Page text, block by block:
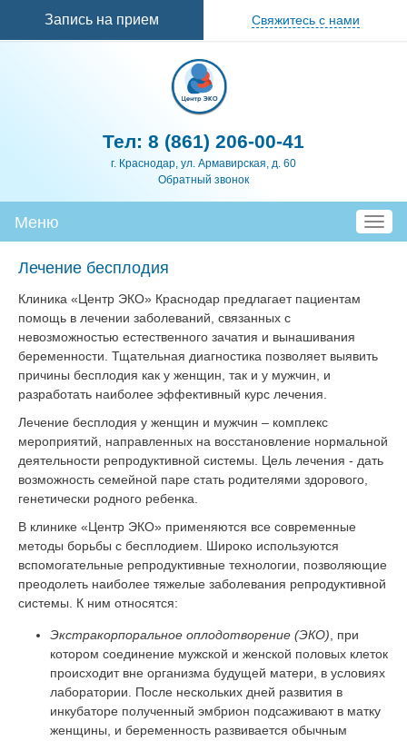
Запись на прием Свяжитесь с нами
Тел: 8 (861) 206-00-41
г. Краснодар, ул. Армавирская, д. 60
Обратный звонок
T
o
a
Меню
Лечение бесплодия
Клиника «Центр ЭКО» Краснодар предлагает пациентам
помощь в лечении заболеваний, связанных с
невозможностью естественного зачатия и вынашивания
беременности. Тщательная диагностика позволяет выявить
причины бесплодия как у женщин, так и у мужчин, и
разработать наиболее эффективный курс лечения.
Лечение бесплодия у женщин и мужчин – комплекс
мероприятий, направленных на восстановление нормальной
деятельности репродуктивной системы. Цель лечения - дать
возможность семейной паре стать родителями здорового,
генетически родного ребенка.
В клинике «Центр ЭКО» применяются все современные
методы борьбы с бесплодием. Широко используются
вспомогательные репродуктивные технологии, позволяющие
преодолеть наиболее тяжелые заболевания репродуктивной
системы. К ним относятся:
Экстракорпоральное оплодотворение (ЭКО) , при
котором соединение мужской и женской половых клеток
происходит вне организма будущей матери, в условиях
лаборатории. После нескольких дней развития в
инкубаторе полученный эмбрион подсаживают в матку
женщины, и беременность развивается обычным